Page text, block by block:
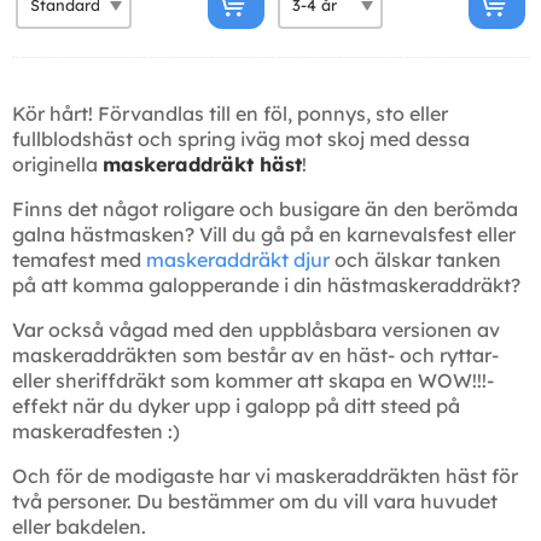
Kör hårt! Förvandlas till en föl, ponnys, sto eller
fullblodshäst och spring iväg mot skoj med dessa
originella maskeraddräkt häst!
Finns det något roligare och busigare än den berömda
galna hästmasken? Vill du gå på en karnevalsfest eller
temafest med maskeraddräkt djur och älskar tanken
på att komma galopperande i din hästmaskeraddräkt?
Var också vågad med den uppblåsbara versionen av
maskeraddräkten som består av en häst- och ryttar-
eller sheriffdräkt som kommer att skapa en WOW!!!-
effekt när du dyker upp i galopp på ditt steed på
maskeradfesten :)
Och för de modigaste har vi maskeraddräkten häst för
två personer. Du bestämmer om du vill vara huvudet
eller bakdelen.